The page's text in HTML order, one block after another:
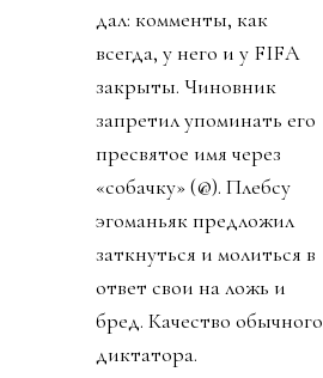
дал: комменты, как
всегда, у него и у FIFA
закрыты. Чиновник
запретил упоминать его
пресвятое имя через
«собачку» (@). Плебсу
эгоманьяк предложил
заткнуться и молиться в
ответ свои на ложь и
бред. Качество обычного
диктатора.